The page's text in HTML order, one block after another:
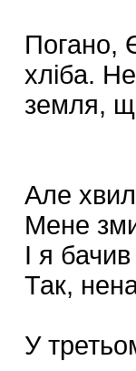
Погано,
хліба.
земля,
Але
Мене
І я
Так,
У